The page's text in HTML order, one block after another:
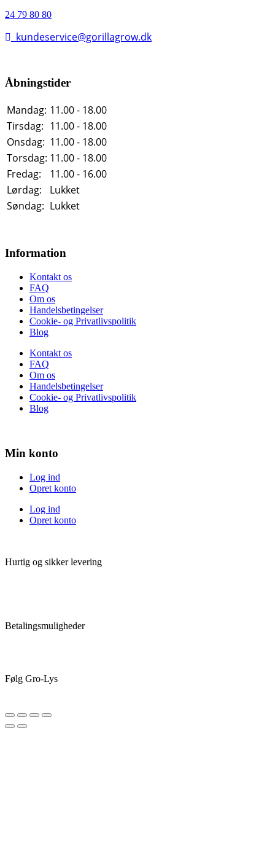
24 79 80 80
kundeservice@gorillagrow.dk
Åbningstider
Mandag: 11.00 - 18.00
Tirsdag: 11.00 - 18.00
Onsdag: 11.00 - 18.00
Torsdag: 11.00 - 18.00
Fredag:
11.00 - 16.00
Lørdag:
Lukket
Søndag: Lukket
Information
Kontakt os
FAQ
Om os
Handelsbetingelser
Cookie- og Privatlivspolitik
Blog
Kontakt os
FAQ
Om os
Handelsbetingelser
Cookie- og Privatlivspolitik
Blog
Min konto
Log ind
Opret konto
Log ind
Opret konto
Hurtig og sikker levering
Betalingsmuligheder
Følg Gro-Lys